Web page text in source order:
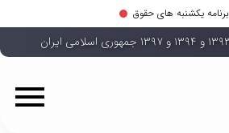
برنامه یکشنبه های حقوق